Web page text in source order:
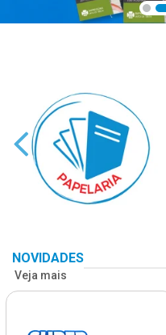
NOVIDADES
Veja mais